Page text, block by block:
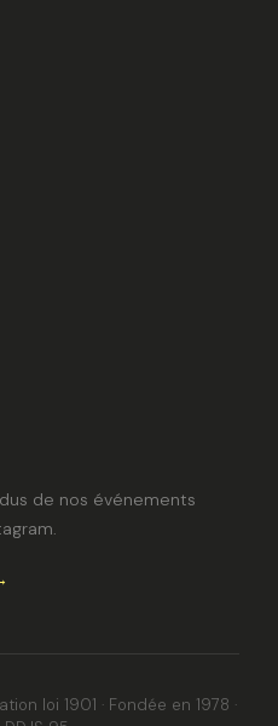
de nos événements
loi 1901 · Fondée en 1978 ·